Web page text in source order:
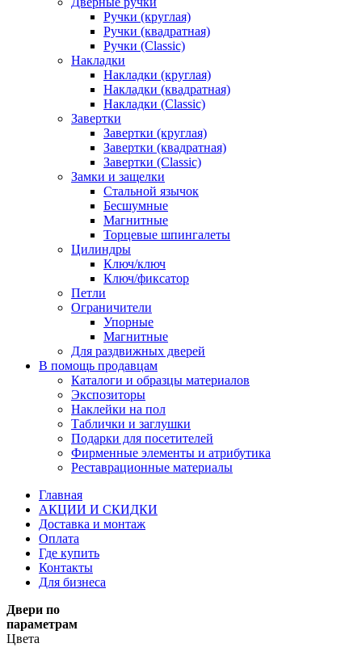
Ручки (круглая)
Ручки (квадратная)
Ручки (Classic)
Накладки
Накладки (круглая)
Накладки (квадратная)
Накладки (Classic)
Завертки
Завертки (круглая)
Завертки (квадратная)
Завертки (Classic)
Замки и защелки
Стальной язычок
Бесшумные
Магнитные
Торцевые шпингалеты
Цилиндры
Ключ/ключ
Ключ/фиксатор
Петли
Ограничители
Упорные
Магнитные
Для раздвижных дверей
В помощь продавцам
Каталоги и образцы материалов
Экспозиторы
Наклейки на пол
Таблички и заглушки
Подарки для посетителей
Фирменные элементы и атрибутика
Реставрационные материалы
Главная
АКЦИИ И СКИДКИ
Доставка и монтаж
Оплата
Где купить
Контакты
Для бизнеса
Двери по
параметрам
Цвета